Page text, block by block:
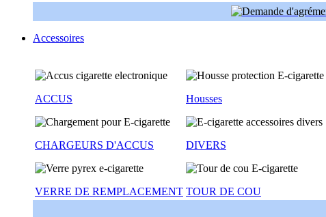
Accessoires
ACCUS
CHARGEURS D'ACCUS
VERRE DE REMPLACEMENT
Housses
DIVERS
TOUR DE COU